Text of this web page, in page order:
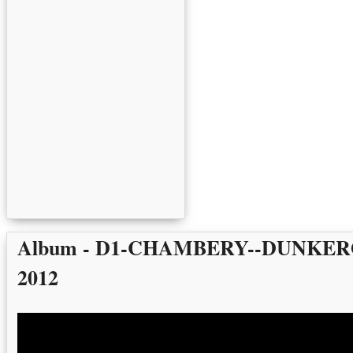
Album - D1-CHAMBERY--
2012